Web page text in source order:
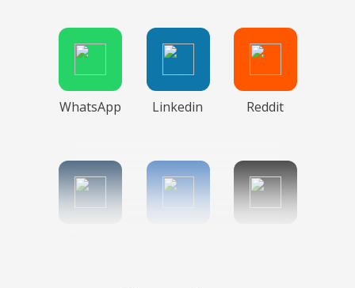
WhatsApp Linkedin Reddit